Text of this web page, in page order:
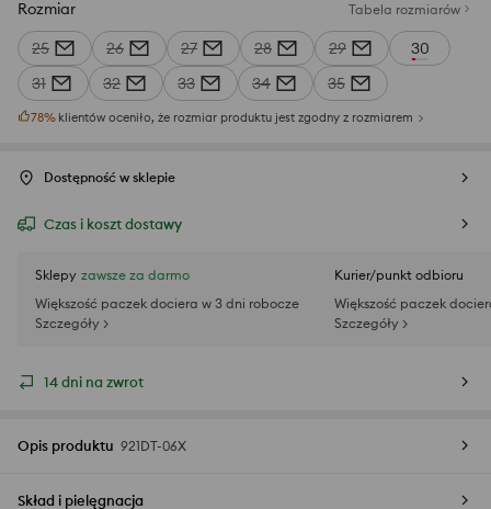
Rozmiar Tabela rozmiarów
25 26 27 28 29
30
31
32 33 34 35
78% klientów oceniło, że rozmiar produktu jest zgodny z rozmiarem
Dostępność w sklepie
Czas i koszt dostawy
Sklepy zawsze za darmo
Większość paczek dociera w 3 dni robocze
Szczegóły >
Kurier/punkt odbioru
Większość paczek
Szczegóły >
14 dni na zwrot
Opis produktu 921DT-06X
Skład i pielęgnacja